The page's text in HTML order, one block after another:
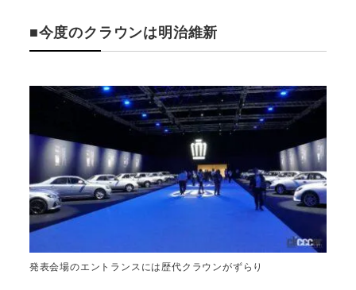
■今度のクラウンは明治維新
発表会場のエントランスには歴代クラウンがずらり